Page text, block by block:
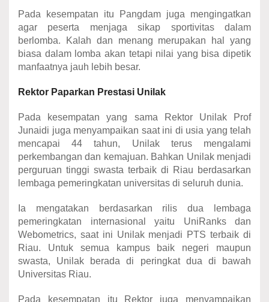
Pada kesempatan itu Pangdam juga mengingatkan
agar peserta menjaga sikap sportivitas dalam
berlomba. Kalah dan menang merupakan hal yang
biasa dalam lomba akan tetapi nilai yang bisa dipetik
manfaatnya jauh lebih besar.
Rektor Paparkan Prestasi Unilak
Pada kesempatan yang sama Rektor Unilak Prof
Junaidi juga menyampaikan saat ini di usia yang telah
mencapai 44 tahun, Unilak terus mengalami
perkembangan dan kemajuan. Bahkan Unilak menjadi
perguruan tinggi swasta terbaik di Riau berdasarkan
lembaga pemeringkatan universitas di seluruh dunia.
Ia mengatakan berdasarkan rilis dua lembaga
pemeringkatan internasional yaitu UniRanks dan
Webometrics, saat ini Unilak menjadi PTS terbaik di
Riau. Untuk semua kampus baik negeri maupun
swasta, Unilak berada di peringkat dua di bawah
Universitas Riau.
Pada kesempatan itu Rektor juga menyampaikan